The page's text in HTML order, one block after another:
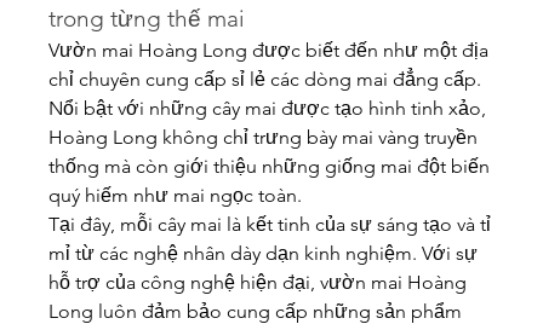
trong từng thế mai
Vườn mai Hoàng Long được biết đến như một địa
chỉ chuyên cung cấp sỉ lẻ các dòng mai đẳng cấp.
Nổi bật với những cây mai được tạo hình tinh xảo,
Hoàng Long không chỉ trưng bày mai vàng truyền
thống mà còn giới thiệu những giống mai đột biến
quý hiếm như mai ngọc toàn.
Tại đây, mỗi cây mai là kết tinh của sự sáng tạo và tỉ
mỉ từ các nghệ nhân dày dạn kinh nghiệm. Với sự
hỗ trợ của công nghệ hiện đại, vườn mai Hoàng
Long luôn đảm bảo cung cấp những sản phẩm